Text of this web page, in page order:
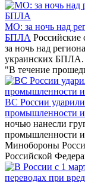
МО: за ночь над
БПЛА Российские
за ночь над
украинских
"В течение
ВС России
промышленности
ночью нанесли
промышленности
Минобороны
Российской